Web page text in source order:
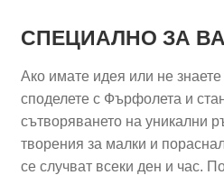
СПЕЦИАЛНО ЗА
Ако имате идея или не
споделете с Фърфолета и
сътворяването на уникални
творения за малки и
се случват всеки ден и час.